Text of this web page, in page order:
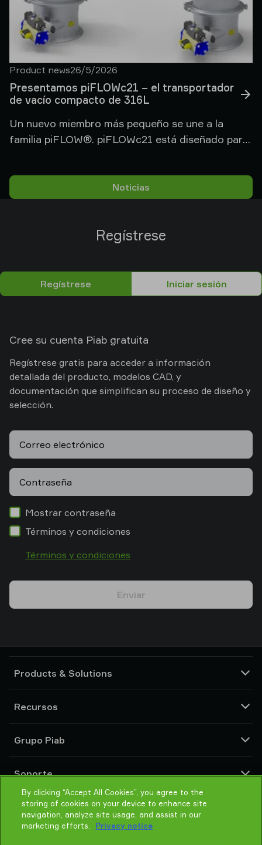
Product news26/5/2026
Presentamos piFLOWc21 – el transportador
de vacío compacto de 316L
Un nuevo miembro más pequeño se une a la
familia piFLOW®. piFLOWc21 está diseñado para
Noticias
Regístrese
Regístrese Iniciar sesión
Cree su cuenta Piab gratuita
Regístrese gratis para acceder a información
detallada del producto, modelos CAD, y
documentación que simplifican su proceso de diseño y
selección.
Correo electrónico
Contraseña
Mostrar contraseña
Términos y condiciones
Términos y condiciones
Enviar
Products & Solutions
Ventosas y sistemas de agarre delicado
Componentes de herramientas de final de brazo (EOAT) para robots
Soluciones de agarre para robots y cobots
Transportadores por vacío para sólidos en polvo y a granel
Recursos
Configuradores de producto
Términos y condiciones de ventas
Política de Privacidad
Grupo Piab
Organización global
Código de conducta
Noticias
Soporte
Contacto
Encontrar un partner
Ayuda para elegir
By clicking “Accept All Cookies”, you agree to the
storing of cookies on your device to enhance site
navigation, analyze site usage, and assist in our
marketing efforts.
Privacy notice